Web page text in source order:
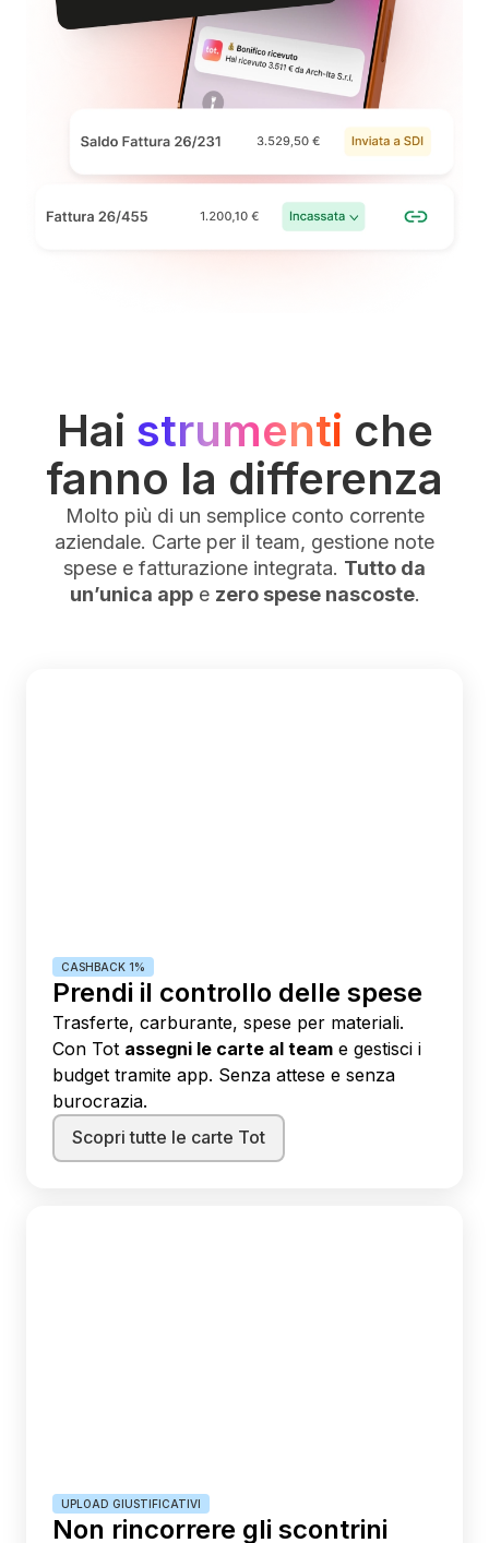
Hai strumenti che
fanno la differenza
Molto più di un semplice conto corrente
aziendale. Carte per il team, gestione note
spese e fatturazione integrata. Tutto da
un’unica appe zero spese nascoste.
CASHBACK 1%
Prendi il controllo delle spese
Trasferte, carburante, spese per materiali.
Con Tot assegni le carte al team e gestisci i
budget tramite app. Senza attese e senza
burocrazia.
Scopri tutte le carte Tot
UPLOAD GIUSTIFICATIVI
Non rincorrere gli scontrini